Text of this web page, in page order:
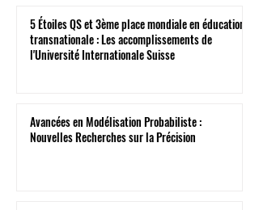
5 Étoiles QS et 3ème place mondiale en éducation
transnationale : Les accomplissements de
l'Université Internationale Suisse
Avancées en Modélisation Probabiliste :
Nouvelles Recherches sur la Précision